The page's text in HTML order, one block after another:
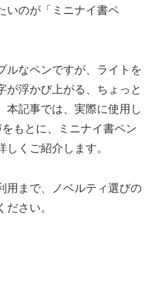
いのが「ミニナイ書ペ
ルなペンですが、ライトを
が浮かび上がる、ちょっと
本記事では、実際に使用し
もとに、ミニナイ書ペン
くご紹介します。
用まで、ノベルティ選びの
ださい。